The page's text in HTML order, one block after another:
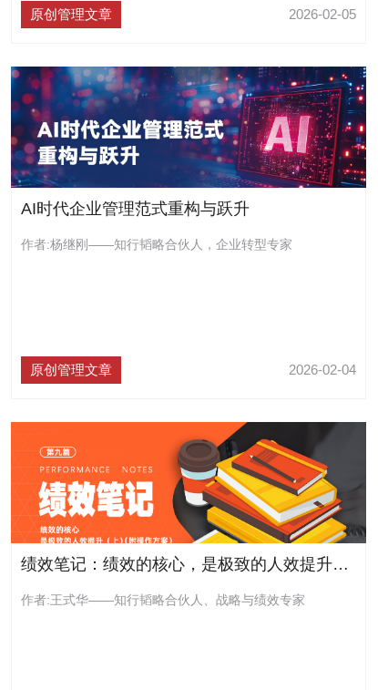
原创管理文章 2026-02-05
AI时代企业管理范式重构与跃升
作者:杨继刚——知行韬略合伙人，企业转型专家
原创管理文章 2026-02-04
绩效笔记：绩效的核心，是极致的人效提升（上）（附操作方案）
作者:王式华——知行韬略合伙人、战略与绩效专家